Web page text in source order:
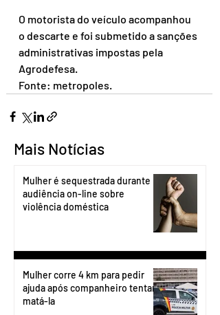
O motorista do veículo acompanhou
o descarte e foi submetido a sanções
administrativas impostas pela
Agrodefesa.
Fonte: metropoles.
Mais Notícias
Mulher é sequestrada durante
audiência on-line sobre
violência doméstica
Mulher corre 4 km para pedir
ajuda após companheiro tentar
matá-la